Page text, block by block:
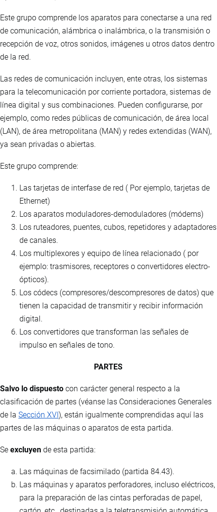
Este grupo comprende los aparatos para conectarse a una red
de comunicación, alámbrica o inalámbrica, o la transmisión o
recepción de voz, otros sonidos, imágenes u otros datos dentro
de la red.
Las redes de comunicación incluyen, ente otras, los sistemas
para la telecomunicación por corriente portadora, sistemas de
línea digital y sus combinaciones. Pueden configurarse, por
ejemplo, como redes públicas de comunicación, de área local
(LAN), de área metropolitana (MAN) y redes extendidas (WAN),
ya sean privadas o abiertas.
Este grupo comprende:
Las tarjetas de interfase de red ( Por ejemplo, tarjetas de
Ethernet)
Los aparatos moduladores-demoduladores (módems)
Los ruteadores, puentes, cubos, repetidores y adaptadores
de canales.
Los multiplexores y equipo de línea relacionado ( por
ejemplo: trasmisores, receptores o convertidores electro-
ópticos).
Los códecs (compresores/descompresores de datos) que
tienen la capacidad de transmitir y recibir información
digital.
Los convertidores que transforman las señales de
impulso en señales de tono.
PARTES
Salvo lo dispuesto con carácter general respecto a la
clasificación de partes (véanse las Consideraciones Generales
de la Sección XVI ), están igualmente comprendidas aquí las
partes de las máquinas o aparatos de esta partida.
Se excluyen de esta partida:
Las máquinas de facsimilado (partida 84.43).
Las máquinas y aparatos perforadores, incluso eléctricos,
para la preparación de las cintas perforadas de papel,